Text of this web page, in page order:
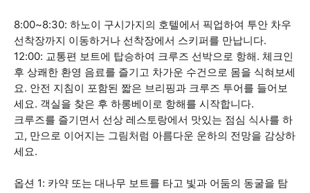
8:00~8:30: 하노이 구시가지의 호텔에서 픽업하여 투안 차우
선착장까지 이동하거나 선착장에서 스키퍼를 만납니다.
12:00: 교통편 보트에 탑승하여 크루즈 선박으로 항해. 체크인
후 상쾌한 환영 음료를 즐기고 차가운 수건으로 몸을 식혀보세
요. 안전 지침이 포함된 짧은 브리핑과 크루즈 투어를 들어보
세요. 객실을 찾은 후 하롱베이로 항해를 시작합니다.
크루즈를 즐기면서 선상 레스토랑에서 맛있는 점심 식사를 하
고, 만으로 이어지는 그림처럼 아름다운 운하의 전망을 감상하
세요.
옵션 1: 카약 또는 대나무 보트를 타고 빛과 어둠의 동굴을 탐